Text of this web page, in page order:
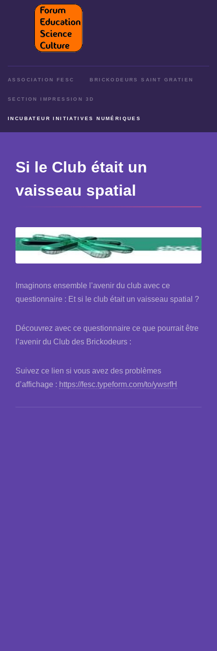
ASSOCIATION FESC BRICKODEURS SAINT GRATIEN
SECTION IMPRESSION 3D
INCUBATEUR INITIATIVES NUMÉRIQUES
Si le Club était un
vaisseau spatial
Imaginons ensemble l’avenir du club avec ce
questionnaire : Et si le club était un vaisseau spatial ?
Découvrez avec ce questionnaire ce que pourrait être
l’avenir du Club des Brickodeurs :
Suivez ce lien si vous avez des problèmes
d’affichage : https://fesc.typeform.com/to/ywsrfH